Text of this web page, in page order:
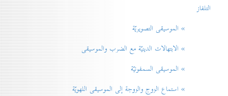
التلفاز
» الموسيقى التصويريّة
» الابتهالات الدينيّة مع الضرب والموسيقى
» الموسيقى السمفونيّة
» استماع الزوج والزوجة إلى الموسيقى اللهويّة